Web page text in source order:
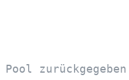
zurückgegeben